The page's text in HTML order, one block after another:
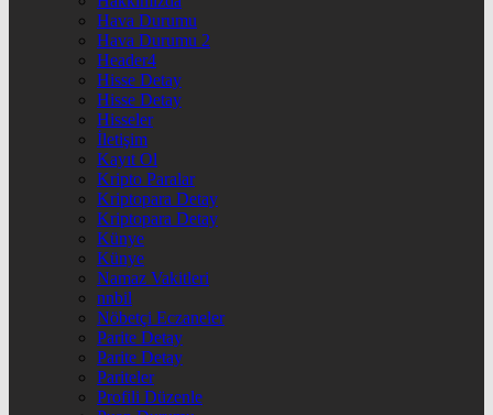
Hava Durumu
Hava Durumu 2
Header4
Hisse Detay
Hisse Detay
Hisseler
İletişim
Kayıt Ol
Kripto Paralar
Kriptopara Detay
Kriptopara Detay
Künye
Künye
Namaz Vakitleri
nnbil
Nöbetçi Eczaneler
Parite Detay
Parite Detay
Pariteler
Profili Düzenle